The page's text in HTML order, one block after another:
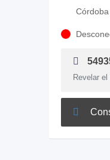
Revelar